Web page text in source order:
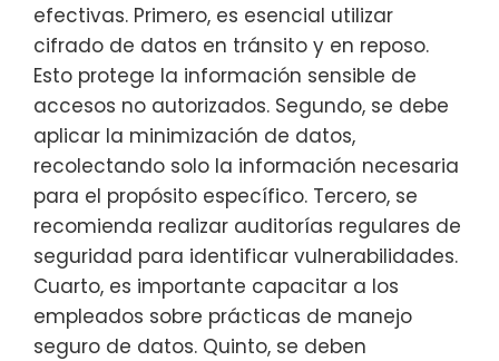
efectivas. Primero, es esencial utilizar
cifrado de datos en tránsito y en reposo.
Esto protege la información sensible de
accesos no autorizados. Segundo, se debe
aplicar la minimización de datos,
recolectando solo la información necesaria
para el propósito específico. Tercero, se
recomienda realizar auditorías regulares de
seguridad para identificar vulnerabilidades.
Cuarto, es importante capacitar a los
empleados sobre prácticas de manejo
seguro de datos. Quinto, se deben